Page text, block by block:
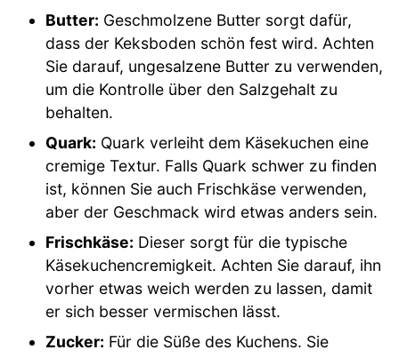
Butter: Geschmolzene Butter sorgt dafür,
dass der Keksboden schön fest wird. Achten
Sie darauf, ungesalzene Butter zu verwenden,
um die Kontrolle über den Salzgehalt zu
behalten.
Quark: Quark verleiht dem Käsekuchen eine
cremige Textur. Falls Quark schwer zu finden
ist, können Sie auch Frischkäse verwenden,
aber der Geschmack wird etwas anders sein.
Frischkäse: Dieser sorgt für die typische
Käsekuchencremigkeit. Achten Sie darauf, ihn
vorher etwas weich werden zu lassen, damit
er sich besser vermischen lässt.
Zucker: Für die Süße des Kuchens. Sie